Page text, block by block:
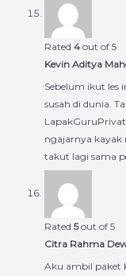
Rated 4 out of 5
Kevin Aditya
Sebelum ikut les
susah di dunia.
ngajarnya kayak
takut lagi sama
Rated 5out of 5
Citra Rahma
Aku ambil paket